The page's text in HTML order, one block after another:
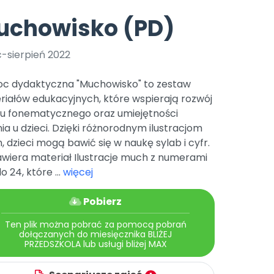
Archiwalne numery
Pomoc
Polecamy
Promocje
czerwca 2024 r. uzyskała
r. Nr decyzji:
Online.
Bliżej Pieska
Pomoc zwierzętom
Książka (dla) Przedszkolaka
TikTok
Zobacz nas na TikToku
YouTube
Filmy edukacyjne
(PD)
sierpień 2022
dydaktyczna "Muchowisko" to zestaw
edukacyjnych, które wspierają rozwój
fonematycznego oraz umiejętności
u dzieci. Dzięki różnorodnym ilustracjom
dzieci mogą bawić się w naukę sylab i cyfr.
materiał Ilustracje much z numerami
24, które ... więcej
Pobierz
Ten plik można pobrać za pomocą pobrań
dołączanych do miesięcznika BLIŻEJ
PRZEDSZKOLA lub usługi bliżej MAX